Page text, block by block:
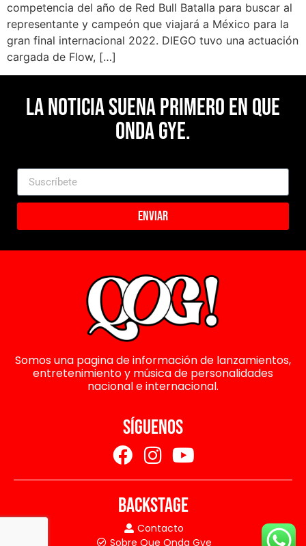
competencia del año de Red Bull Batalla para buscar al
representante y campeón que viajará a México para la
gran final internacional 2022. DIEGO tuvo una actuación
cargada de Flow, […]
La noticia suena primero en Que
Onda Gye.
Enviar
Somos una pagina de información de lanzamientos,
entretenimiento y música de personalidades
nacional e internacional.
SÍGUENOS
BACKSTAGE
Contacto
Sobre Que Onda Gye